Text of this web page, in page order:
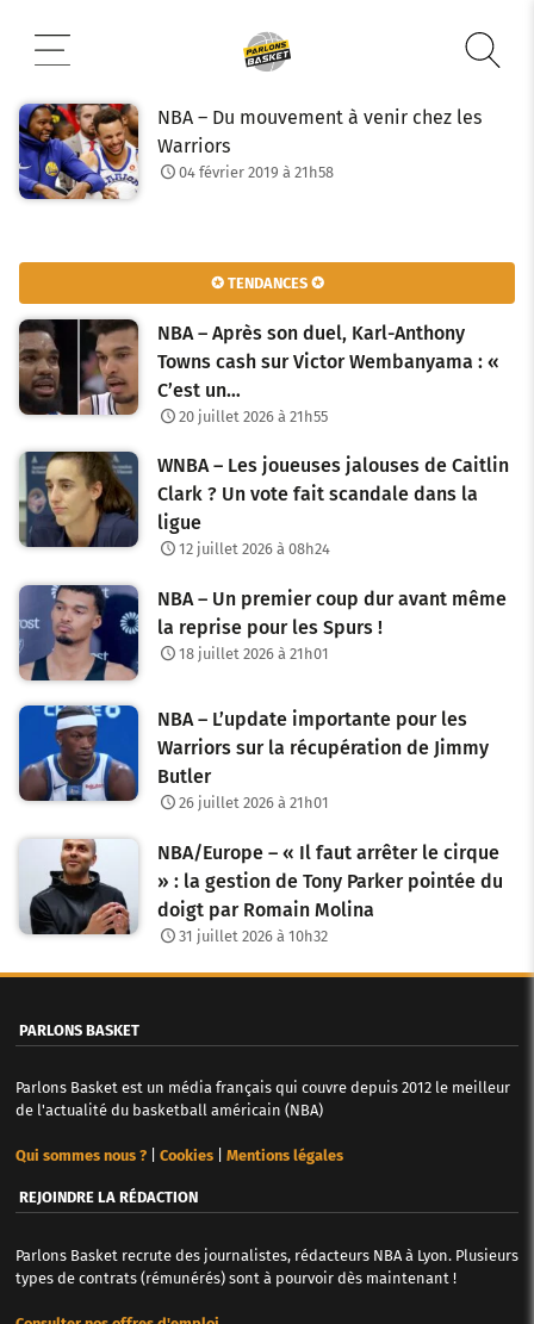
contenu
NBA – Du mouvement à venir chez les
Warriors
04 février 2019 à 21h58
✪ TENDANCES ✪
NBA – Après son duel, Karl-Anthony
Towns cash sur Victor Wembanyama : «
C’est un…
20 juillet 2026 à 21h55
WNBA – Les joueuses jalouses de Caitlin
Clark ? Un vote fait scandale dans la
ligue
12 juillet 2026 à 08h24
NBA – Un premier coup dur avant même
la reprise pour les Spurs !
18 juillet 2026 à 21h01
NBA – L’update importante pour les
Warriors sur la récupération de Jimmy
Butler
26 juillet 2026 à 21h01
NBA/Europe – « Il faut arrêter le cirque
» : la gestion de Tony Parker pointée du
doigt par Romain Molina
31 juillet 2026 à 10h32
PARLONS BASKET
Parlons Basket est un média français qui couvre depuis 2012 le meilleur
de l'actualité du basketball américain (NBA)
Qui sommes nous ?| Cookies| Mentions légales
REJOINDRE LA RÉDACTION
Parlons Basket recrute des journalistes, rédacteurs NBA à Lyon. Plusieurs
types de contrats (rémunérés) sont à pourvoir dès maintenant !